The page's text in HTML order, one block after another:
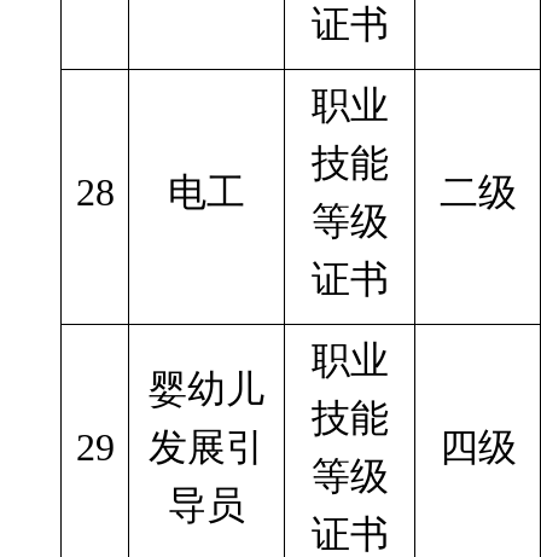
证书
28 电工
职业
技能
等级
证书
二级
29
婴幼儿
发展引
导员
职业
技能
等级
证书
四级